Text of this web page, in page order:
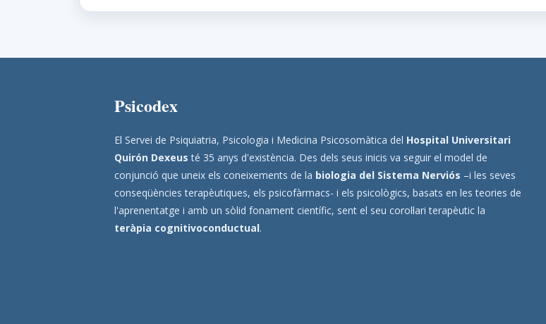
Psicodex
El Servei de Psiquiatria, Psicologia i Medicina Psicosomàtica del Hospital Universitari
Quirón Dexeus té 35 anys d'existència. Des dels seus inicis va seguir el model de
conjunció que uneix els coneixements de la biologia del Sistema Nerviós –i les seves
conseqüències terapèutiques, els psicofàrmacs- i els psicològics, basats en les teories de
l'aprenentatge i amb un sòlid fonament científic, sent el seu corol·lari terapèutic la
teràpia cognitivoconductual.